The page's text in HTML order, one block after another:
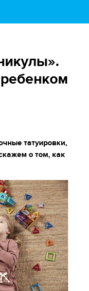
татуировки,
о том, как